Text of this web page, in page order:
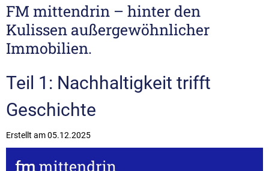
FM mittendrin – hinter den
Kulissen außergewöhnlicher
Immobilien.
Teil 1: Nachhaltigkeit trifft
Geschichte
Erstellt am05.12.2025